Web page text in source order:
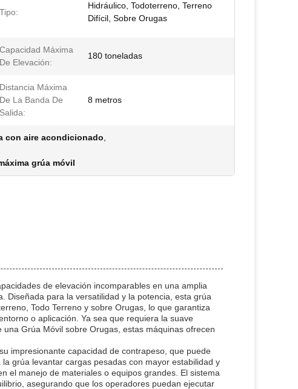
Tipo:
Hidráulico, Todoterreno, Terreno
Difícil, Sobre Orugas
Capacidad Máxima
De Elevación:
180 toneladas
Distancia Máxima
De La Banda De
Salida:
8 metros
con aire acondicionado
grúa móvil
de elevación incomparables en una amplia
Diseñada para la versatilidad y la potencia, esta grúa
Todo Terreno y sobre Orugas, lo que garantiza
o aplicación. Ya sea que requiera la suave
Grúa Móvil sobre Orugas, estas máquinas ofrecen
impresionante capacidad de contrapeso, que puede
grúa levantar cargas pesadas con mayor estabilidad y
el manejo de materiales o equipos grandes. El sistema
asegurando que los operadores puedan ejecutar